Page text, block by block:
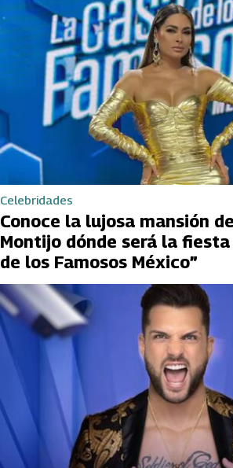
Celebridades
Conoce la lujosa mansión
Montijo dónde será la fiesta
de los Famosos México”